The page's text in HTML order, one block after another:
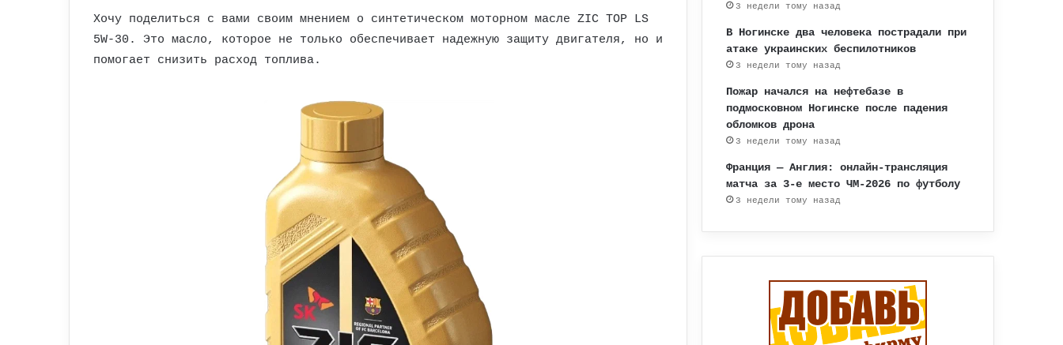
Хочу поделиться с вами своим мнением о синтетическом моторном масле ZIC TOP LS
5W-30. Это масло, которое не только обеспечивает надежную защиту двигателя, но и
помогает снизить расход топлива.
3 недели тому назад
В Ногинске два человека пострадали при
атаке украинских беспилотников
3 недели тому назад
Пожар начался на нефтебазе в
подмосковном Ногинске после падения
обломков дрона
3 недели тому назад
Франция — Англия: онлайн-трансляция
матча за 3-е место ЧМ-2026 по футболу
3 недели тому назад